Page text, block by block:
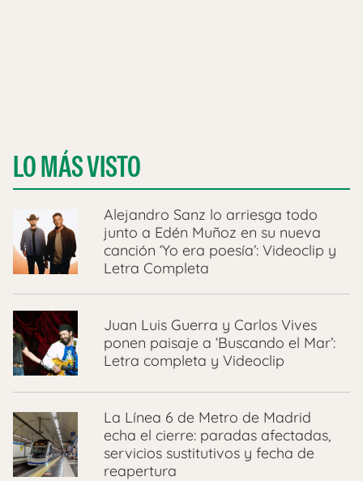
LO MÁS VISTO
Alejandro Sanz lo arriesga todo
junto a Edén Muñoz en su nueva
canción ‘Yo era poesía’: Videoclip y
Letra Completa
Juan Luis Guerra y Carlos Vives
ponen paisaje a ‘Buscando el Mar’:
Letra completa y Videoclip
La Línea 6 de Metro de Madrid
echa el cierre: paradas afectadas,
servicios sustitutivos y fecha de
reapertura